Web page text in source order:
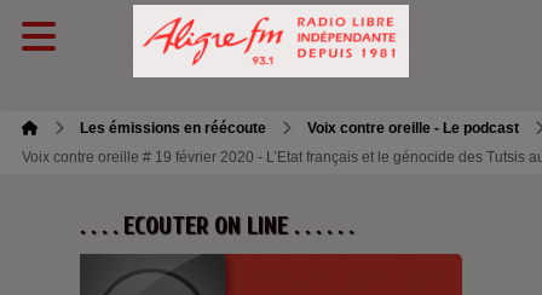
Les émissions en réécoute
Voix contre oreille - Le podcast
Voix contre oreille # 19 février 2020 - L’Etat français et le génocide des Tutsis
. . . . ECOUTER ON LINE . . . . . .